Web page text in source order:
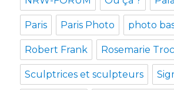
Paris Paris Photo photo
Robert Frank Rosemarie
Sculptrices et sculpteurs